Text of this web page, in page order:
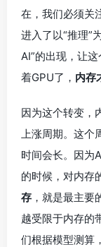
在，我们必须关
进入了以“推理”
AI”的出现，让
着GPU了， 内存
因为这个转变，
上涨周期。这个
时间会长。因为
的时候，对内存
存 ，就是最主
越受限于内存的
们根据模型测算